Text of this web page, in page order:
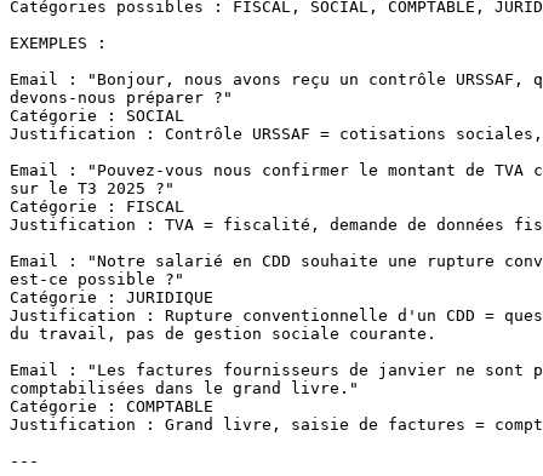
Catégories possibles : FISCAL, SOCIAL, COMPTABLE,
EXEMPLES :
Email : "Bonjour, nous avons reçu un contrôle URSSAF,
devons-nous préparer ?"
Catégorie : SOCIAL
Justification : Contrôle URSSAF = cotisations
Email : "Pouvez-vous nous confirmer le montant de TVA
sur le T3 2025 ?"
Catégorie : FISCAL
Justification : TVA = fiscalité, demande de données
Email : "Notre salarié en CDD souhaite une rupture
est-ce possible ?"
Catégorie : JURIDIQUE
Justification : Rupture conventionnelle d'un CDD =
du travail, pas de gestion sociale courante.
Email : "Les factures fournisseurs de janvier ne sont
comptabilisées dans le grand livre."
Catégorie : COMPTABLE
Justification : Grand livre, saisie de factures =
---